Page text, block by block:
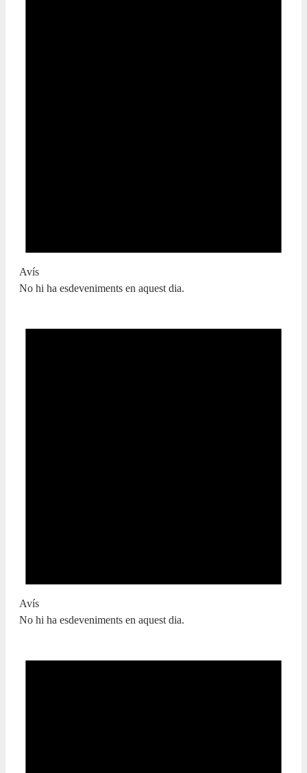
Avís
No hi ha esdeveniments en aquest dia.
Avís
No hi ha esdeveniments en aquest dia.